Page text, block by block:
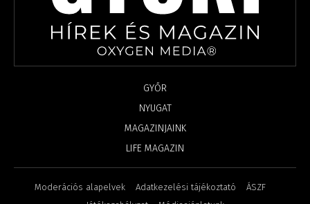
GYŐR
NYUGAT
MAGAZINJAINK
LIFE MAGAZIN
Moderációs alapelvek Adatkezelési tájékoztató
ÁSZF